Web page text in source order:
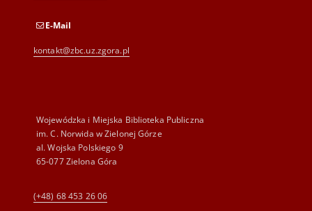
E-Mail
kontakt@zbc.uz.zgora.pl
Wojewódzka i Miejska Biblioteka Publiczna
im. C. Norwida w Zielonej Górze
al. Wojska Polskiego 9
65-077 Zielona Góra
(+48) 68 453 26 06